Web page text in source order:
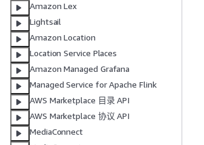
Amazon Lex
Lightsail
Amazon Location
Location Service Places
Amazon Managed Grafana
Managed Service for Apache Flink
AWS Marketplace 目录 API
AWS Marketplace 协议 API
MediaConnect